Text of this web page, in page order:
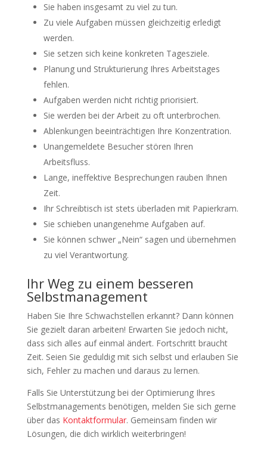
Sie haben insgesamt zu viel zu tun.
Zu viele Aufgaben müssen gleichzeitig erledigt
werden.
Sie setzen sich keine konkreten Tagesziele.
Planung und Strukturierung Ihres Arbeitstages
fehlen.
Aufgaben werden nicht richtig priorisiert.
Sie werden bei der Arbeit zu oft unterbrochen.
Ablenkungen beeinträchtigen Ihre Konzentration.
Unangemeldete Besucher stören Ihren
Arbeitsfluss.
Lange, ineffektive Besprechungen rauben Ihnen
Zeit.
Ihr Schreibtisch ist stets überladen mit Papierkram.
Sie schieben unangenehme Aufgaben auf.
Sie können schwer „Nein“ sagen und übernehmen
zu viel Verantwortung.
Ihr Weg zu einem besseren
Selbstmanagement
Haben Sie Ihre Schwachstellen erkannt? Dann können
Sie gezielt daran arbeiten! Erwarten Sie jedoch nicht,
dass sich alles auf einmal ändert. Fortschritt braucht
Zeit. Seien Sie geduldig mit sich selbst und erlauben Sie
sich, Fehler zu machen und daraus zu lernen.
Falls Sie Unterstützung bei der Optimierung Ihres
Selbstmanagements benötigen, melden Sie sich gerne
über das Kontaktformular. Gemeinsam finden wir
Lösungen, die dich wirklich weiterbringen!